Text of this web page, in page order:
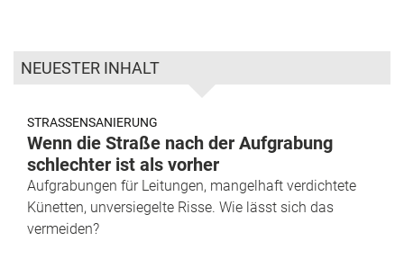
NEUESTER INHALT
STRASSENSANIERUNG
Wenn die Straße nach der Aufgrabung
schlechter ist als vorher
Aufgrabungen für Leitungen, mangelhaft verdichtete
Künetten, unversiegelte Risse. Wie lässt sich das
vermeiden?